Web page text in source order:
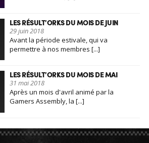
LES RÉSULT’ORKS DU MOIS DE JUIN
29 juin 2018
Avant la période estivale, qui va
permettre à nos membres [...]
LES RÉSULT’ORKS DU MOIS DE MAI
31 mai 2018
Après un mois d'avril animé par la
Gamers Assembly, la [...]